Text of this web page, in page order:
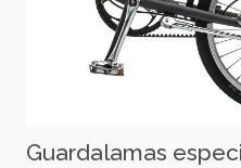
Guardalamas